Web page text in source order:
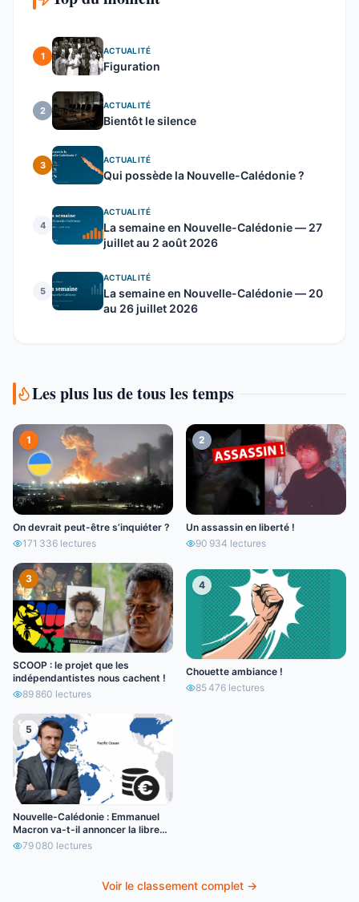
1
ACTUALITÉ
Figuration
2
ACTUALITÉ
Bientôt le silence
3
ACTUALITÉ
Qui possède la Nouvelle-Calédonie ?
4
ACTUALITÉ
La semaine en Nouvelle-Calédonie — 27
juillet au 2 août 2026
5
ACTUALITÉ
La semaine en Nouvelle-Calédonie — 20
au 26 juillet 2026
Les plus lus de tous les temps
1
On devrait peut-être s’inquiéter ?
171 336 lectures
2
Un assassin en liberté !
90 934 lectures
3
SCOOP : le projet que les
indépendantistes nous cachent !
89 860 lectures
4
Chouette ambiance !
85 476 lectures
5
Nouvelle-Calédonie : Emmanuel
Macron va-t-il annoncer la libre
circulation de l’euro ?
79 080 lectures
Voir le classement complet →